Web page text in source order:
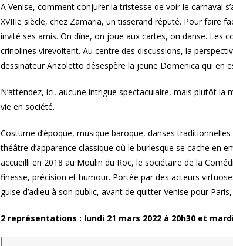
A Venise, comment conjurer la tristesse de voir le carnaval
XVIIIe siècle, chez Zamaria, un tisserand réputé. Pour faire
invité ses amis. On dîne, on joue aux cartes, on danse. Les
crinolines virevoltent. Au centre des discussions, la
dessinateur Anzoletto désespère la jeune Domenica qui en
N’attendez, ici, aucune intrigue spectaculaire, mais plutôt
vie en société.
Costume d’époque, musique baroque, danses
théâtre d’apparence classique où le burlesque se cache en
accueilli en 2018 au Moulin du Roc, le sociétaire de la
finesse, précision et humour. Portée par des acteurs
guise d’adieu à son public, avant de quitter Venise pour
2 représentations : lundi 21 mars 2022 à 20h30 et